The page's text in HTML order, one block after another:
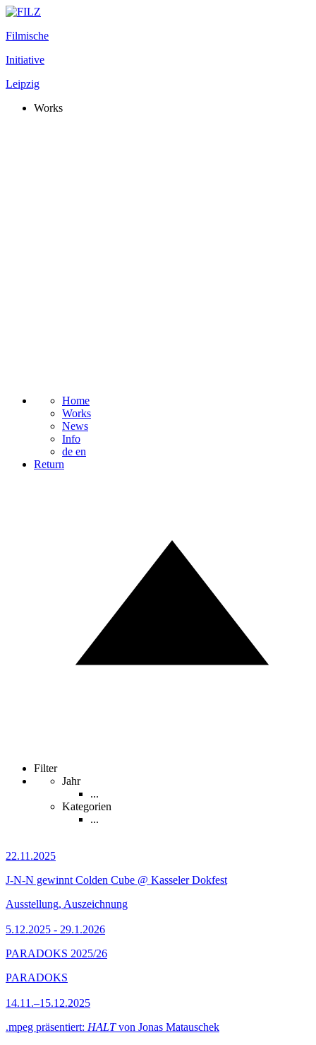
Filmische
Initiative
Leipzig
Works
Home
Works
News
Info
de en
Return
Filter
Jahr
...
Kategorien
...
22.11.2025
J-N-N gewinnt Colden Cube @ Kasseler Dokfest
Ausstellung, Auszeichnung
5.12.2025 - 29.1.2026
PARADOKS 2025/26
PARADOKS
14.11.–15.12.2025
.mpeg präsentiert: HALTvon Jonas Matauschek